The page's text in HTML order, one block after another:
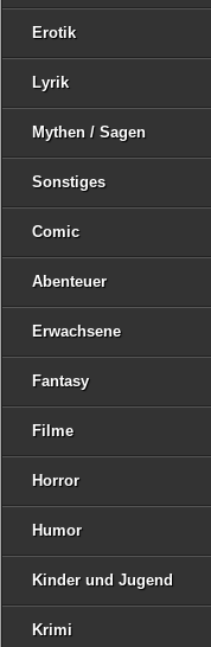
Erotik
Lyrik
Mythen / Sagen
Sonstiges
Comic
Abenteuer
Erwachsene
Fantasy
Filme
Horror
Humor
Kinder und Jugend
Krimi